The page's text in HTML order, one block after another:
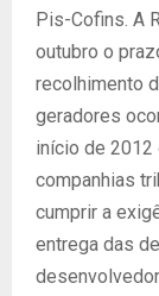
Pis-Cofins. A
outubro o
recolhimento
geradores
início de 2012
companhias
cumprir a
entrega das